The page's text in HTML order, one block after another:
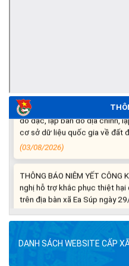
THÔNG BÁO: Cảnh báo thủ
đo đạc, lập bản đồ địa chính,
cơ sở dữ liệu quốc gia về đất
(03/08/2026)
THÔNG BÁO NIÊM YẾT
nghị hỗ trợ khắc phục thiệt
trên địa bàn xã Ea Súp ngày
THÔNG BÁO: Về việc tổ chức
sàng lọc cho Nhân dân năm